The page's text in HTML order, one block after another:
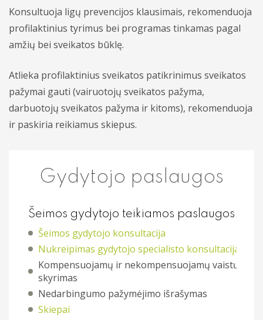
Procedūros
Kitos paslaugos
Konsultuoja ligų prevencijos klausimais, rekomenduoja
profilaktinius tyrimus bei programas tinkamas pagal
amžių bei sveikatos būklę.
Atlieka profilaktinius sveikatos patikrinimus sveikatos
pažymai gauti (vairuotojų sveikatos pažyma,
darbuotojų sveikatos pažyma ir kitoms), rekomenduoja
ir paskiria reikiamus skiepus.
Gydytojo paslaugos
Šeimos gydytojo teikiamos paslaugos
Šeimos gydytojo konsultacija
Nukreipimas gydytojo specialisto konsultacijai
Kompensuojamų ir nekompensuojamų vaistų
skyrimas
Nedarbingumo pažymėjimo išrašymas
Skiepai